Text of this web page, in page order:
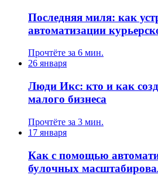
Последняя миля: как
автоматизации
Прочтёте за 6 мин.
26 января
Люди Икс: кто и как
малого бизнеса
Прочтёте за 3 мин.
17 января
Как с помощью
булочных